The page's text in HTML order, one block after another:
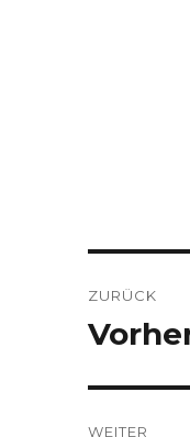
ZURÜCK
Vorheriger
WEITER